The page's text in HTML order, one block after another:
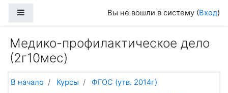
Вы не вошли в систему (Вход)
Медико-профилактическое дело
(2г10мес)
В начало Курсы
ФГОС (утв. 2014г)